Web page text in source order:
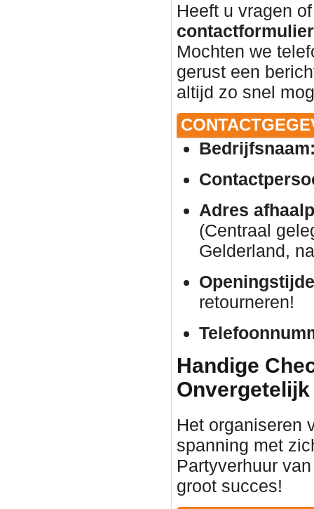
Heeft u vragen
Mochten we
gerust een
altijd zo snel
Adres
(Centraal
Gelderland,
retourneren!
Handige
Het organiseren
spanning met
Partyverhuur
groot succes!